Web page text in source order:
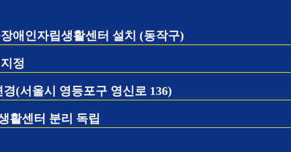
애인자립생활센터 설치 (동작구)
정
(서울시 영등포구 영신로 136)
활센터 분리 독립